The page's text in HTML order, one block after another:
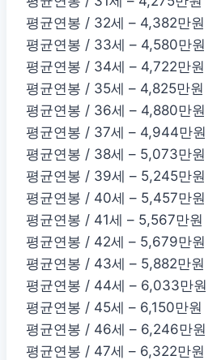
평균연봉 / 32세 – 4,382만원
평균연봉 / 33세 – 4,580만원
평균연봉 / 34세 – 4,722만원
평균연봉 / 35세 – 4,825만원
평균연봉 / 36세 – 4,880만원
평균연봉 / 37세 – 4,944만원
평균연봉 / 38세 – 5,073만원
평균연봉 / 39세 – 5,245만원
평균연봉 / 40세 – 5,457만원
평균연봉 / 41세 – 5,567만원
평균연봉 / 42세 – 5,679만원
평균연봉 / 43세 – 5,882만원
평균연봉 / 44세 – 6,033만원
평균연봉 / 45세 – 6,150만원
평균연봉 / 46세 – 6,246만원
평균연봉 / 47세 – 6,322만원